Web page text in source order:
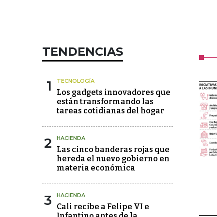
TENDENCIAS
1 TECNOLOGÍA
Los gadgets innovadores que
están transformando las
tareas cotidianas del hogar
2 HACIENDA
Las cinco banderas rojas que
hereda el nuevo gobierno en
materia económica
3 HACIENDA
Cali recibe a Felipe VI e